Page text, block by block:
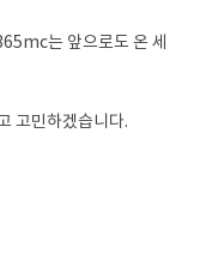
는 앞으로도 온 세
고민하겠습니다.